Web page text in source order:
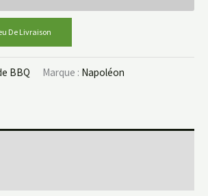
De Livraison
BBQ Marque : Napoléon